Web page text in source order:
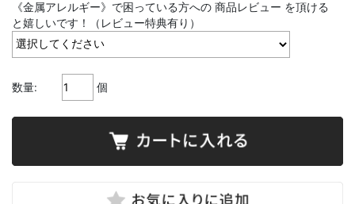
《金属アレルギー》で困っている方への 商品レビュー を頂ける
と嬉しいです！（レビュー特典有り）
数量: 個